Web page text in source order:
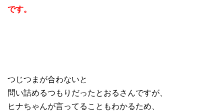
です。
つじつまが合わないと
問い詰めるつもりだったとおるさんですが、
ヒナちゃんが言ってることもわかるため、